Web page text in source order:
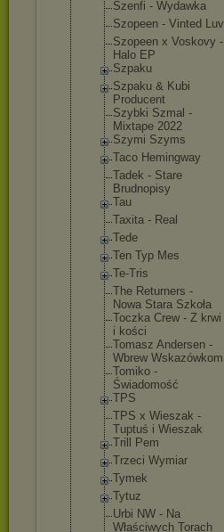
Szenfi - Wydawka
Szopeen - Vinted Luv
Szopeen x Voskovy -
Halo EP
Szpaku
Szpaku & Kubi
Producent
Szybki Szmal -
Mixtape 2022
Szymi Szyms
Taco Hemingway
Tadek - Stare
Brudnopisy
Tau
Taxita - Real
Tede
Ten Typ Mes
Te-Tris
The Returners -
Nowa Stara Szkoła
Toczka Crew - Z krwi
i kości
Tomasz Andersen -
Wbrew Wskazówkom
Tomiko -
Świadomość
TPS
TPS x Wieszak -
Tuptuś i Wieszak
Trill Pem
Trzeci Wymiar
Tymek
Tytuz
Urbi NW - Na
Właściwych Torach